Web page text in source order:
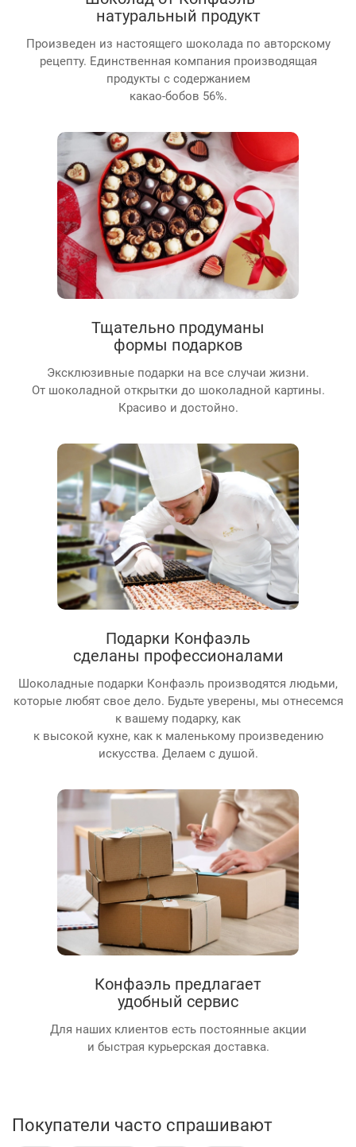
натуральный продукт
Произведен из настоящего шоколада по авторскому
рецепту. Единственная компания производящая
продукты с содержанием
какао-бобов 56%.
Тщательно продуманы
формы подарков
Эксклюзивные подарки на все случаи жизни.
От шоколадной открытки до шоколадной картины.
Красиво и достойно.
Подарки Конфаэль
сделаны профессионалами
Шоколадные подарки Конфаэль производятся людьми,
которые любят свое дело. Будьте уверены, мы отнесемся
к вашему подарку, как
к высокой кухне, как к маленькому произведению
искусства. Делаем с душой.
Конфаэль предлагает
удобный сервис
Для наших клиентов есть постоянные акции
и быстрая курьерская доставка.
Покупатели часто спрашивают